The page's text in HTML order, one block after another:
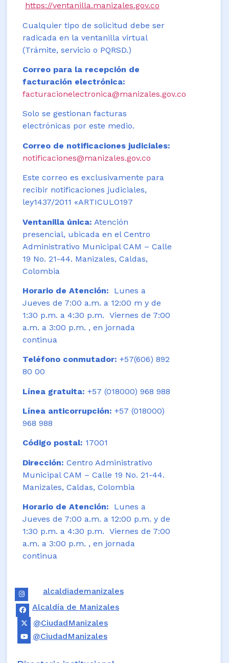
https://ventanilla.manizales.gov.co
Cualquier tipo de solicitud debe ser
radicada en la ventanilla virtual
(Trámite, servicio o PQRSD.)
Correo para la recepción de
facturación electrónica:
facturacionelectronica@manizales.gov.co
Solo se gestionan facturas
electrónicas por este medio.
Correo de notificaciones judiciales:
notificaciones@manizales.gov.co
Este correo es exclusivamente para
recibir notificaciones judiciales,
ley1437/2011 «ARTICULO197
Ventanilla única: Atención
presencial, ubicada en el Centro
Administrativo Municipal CAM – Calle
19 No. 21-44. Manizales, Caldas,
Colombia
Horario de Atención:
Lunes a
Jueves de 7:00 a.m. a 12:00 m y de
1:30 p.m. a 4:30 p.m. Viernes de 7:00
a.m. a 3:00 p.m. , en jornada
continua
Teléfono conmutador: +57(606) 892
80 00
Línea gratuita: +57 (018000) 968 988
Línea anticorrupción: +57 (018000)
968 988
Código postal: 17001
Dirección: Centro Administrativo
Municipal CAM – Calle 19 No. 21-44.
Manizales, Caldas, Colombia
Horario de Atención: Lunes a
Jueves de 7:00 a.m. a 12:00 p.m. y de
1:30 p.m. a 4:30 p.m. Viernes de 7:00
a.m. a 3:00 p.m. , en jornada
continua
alcaldiademanizales
Alcaldía de Manizales
@CiudadManizales
@CiudadManizales